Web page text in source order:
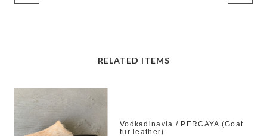
RELATED ITEMS
Vodkadinavia / PERCAYA (Goat
fur leather)